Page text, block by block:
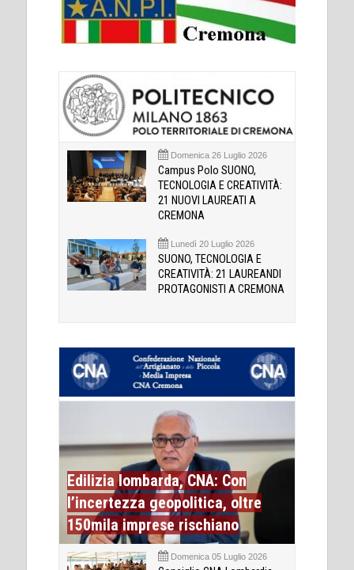
Domenica 26 Luglio 2026
Campus Polo SUONO,
TECNOLOGIA E CREATIVITÀ:
21 NUOVI LAUREATI A
CREMONA
Lunedì 20 Luglio 2026
SUONO, TECNOLOGIA E
CREATIVITÀ: 21 LAUREANDI
PROTAGONISTI A CREMONA
Edilizia lombarda, CNA: Con
l’incertezza geopolitica, oltre
150mila imprese rischiano
Domenica 05 Luglio 2026